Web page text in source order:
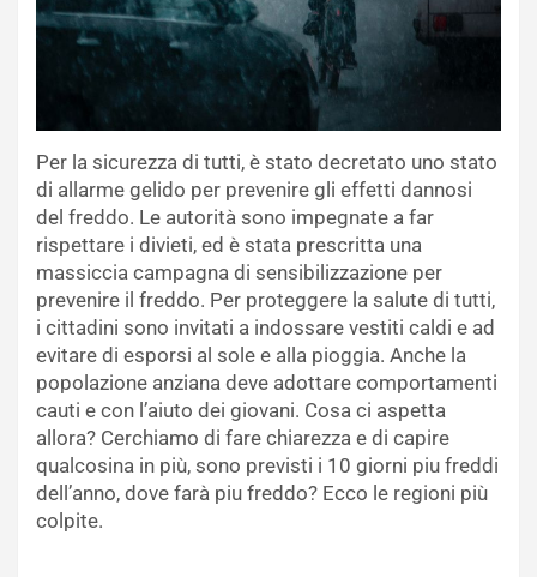
Per la sicurezza di tutti, è stato decretato uno stato
di allarme gelido per prevenire gli effetti dannosi
del freddo. Le autorità sono impegnate a far
rispettare i divieti, ed è stata prescritta una
massiccia campagna di sensibilizzazione per
prevenire il freddo. Per proteggere la salute di tutti,
i cittadini sono invitati a indossare vestiti caldi e ad
evitare di esporsi al sole e alla pioggia. Anche la
popolazione anziana deve adottare comportamenti
cauti e con l’aiuto dei giovani. Cosa ci aspetta
allora? Cerchiamo di fare chiarezza e di capire
qualcosina in più, sono previsti i 10 giorni piu freddi
dell’anno, dove farà piu freddo? Ecco le regioni più
colpite.